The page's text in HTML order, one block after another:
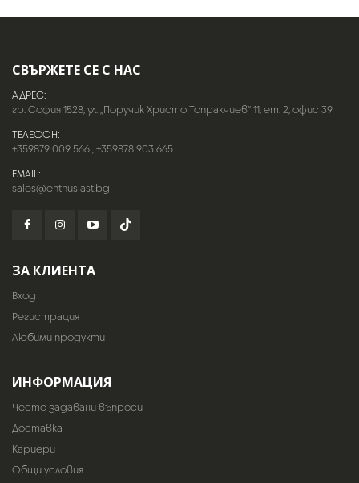
СВЪРЖЕТЕ СЕ С НАС
АДРЕС:
гр. София 1528, ул. „Поручик Христо Топракчиев“ 11, ет. 2, офис 39
ТЕЛЕФОН:
+359879 009 566,+359878 903 665
EMAIL:
sales@enthusiast.bg
ЗА КЛИЕНТА
Вход
Регистрация
Любими продукти
ИНФОРМАЦИЯ
Често задавани въпроси
Доставка
Кариери
Общи условия